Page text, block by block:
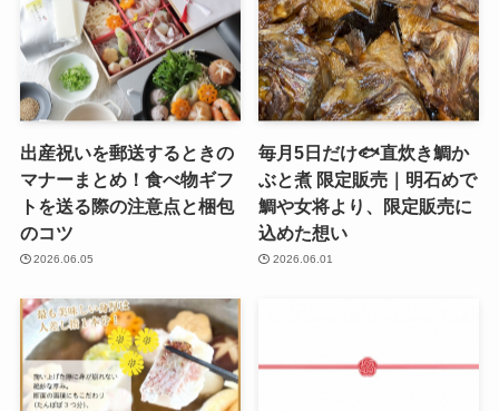
出産祝いを郵送するときの
マナーまとめ！食べ物ギフ
トを送る際の注意点と梱包
のコツ
2026.06.05
毎月5日だけ🐟直炊き鯛か
ぶと煮 限定販売｜明石めで
鯛や女将より、限定販売に
込めた想い
2026.06.01